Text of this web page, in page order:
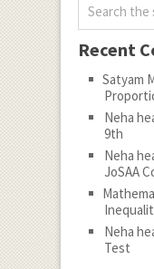
Recent
Satyam
Neha
9th
Neha
JoSAA
Neha
Test